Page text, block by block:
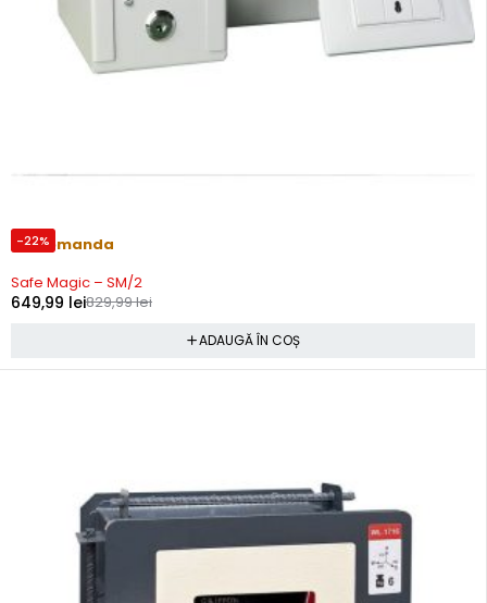
-22%
Precomanda
Safe Magic – SM/2
829,99lei
649,99 lei
ADAUGĂ ÎN COȘ